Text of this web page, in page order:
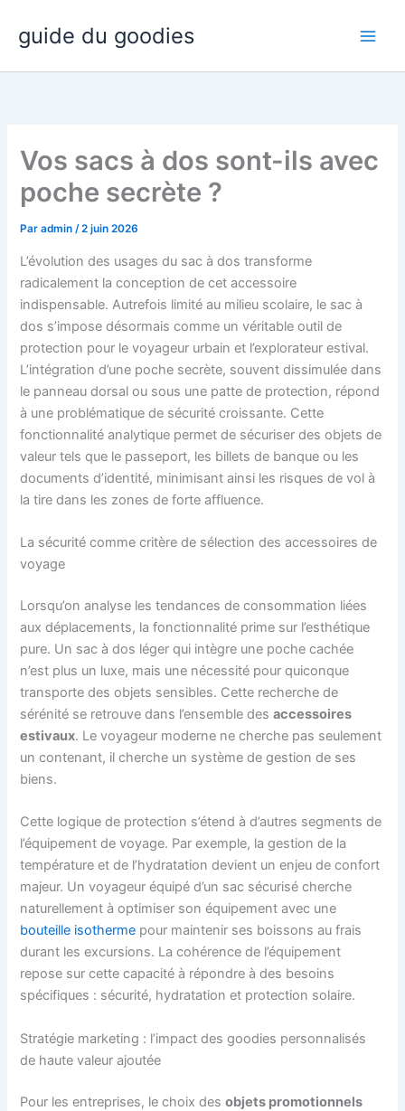
contenu
guide du goodies
Vos sacs à dos sont-ils avec
poche secrète ?
Paradmin/2 juin 2026
L’évolution des usages du sac à dos transforme
radicalement la conception de cet accessoire
indispensable. Autrefois limité au milieu scolaire, le sac à
dos s’impose désormais comme un véritable outil de
protection pour le voyageur urbain et l’explorateur estival.
L’intégration d’une poche secrète, souvent dissimulée dans
le panneau dorsal ou sous une patte de protection, répond
à une problématique de sécurité croissante. Cette
fonctionnalité analytique permet de sécuriser des objets de
valeur tels que le passeport, les billets de banque ou les
documents d’identité, minimisant ainsi les risques de vol à
la tire dans les zones de forte affluence.
La sécurité comme critère de sélection des accessoires de
voyage
Lorsqu’on analyse les tendances de consommation liées
aux déplacements, la fonctionnalité prime sur l’esthétique
pure. Un sac à dos léger qui intègre une poche cachée
n’est plus un luxe, mais une nécessité pour quiconque
transporte des objets sensibles. Cette recherche de
sérénité se retrouve dans l’ensemble desaccessoires
estivaux. Le voyageur moderne ne cherche pas seulement
un contenant, il cherche un système de gestion de ses
biens.
Cette logique de protection s’étend à d’autres segments de
l’équipement de voyage. Par exemple, la gestion de la
température et de l’hydratation devient un enjeu de confort
majeur. Un voyageur équipé d’un sac sécurisé cherche
naturellement à optimiser son équipement avec une
bouteille isotherme pour maintenir ses boissons au frais
durant les excursions. La cohérence de l’équipement
repose sur cette capacité à répondre à des besoins
spécifiques : sécurité, hydratation et protection solaire.
Stratégie marketing : l’impact des goodies personnalisés
de haute valeur ajoutée
Pour les entreprises, le choix desobjets promotionnels